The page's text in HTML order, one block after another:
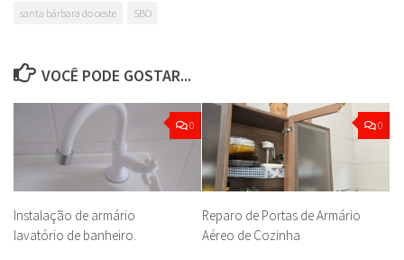
santa bárbara do oeste
SBO
VOCÊ PODE GOSTAR...
0
Instalação de armário
lavatório de banheiro.
0
Reparo de Portas de Armário
Aéreo de Cozinha